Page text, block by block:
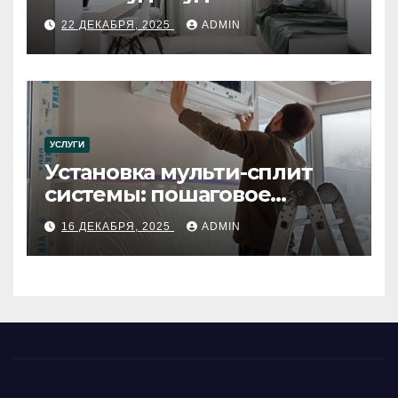
22 ДЕКАБРЯ, 2025 ADMIN
УСЛУГИ
Установка мульти-сплит
системы: пошаговое
руководство
16 ДЕКАБРЯ, 2025 ADMIN